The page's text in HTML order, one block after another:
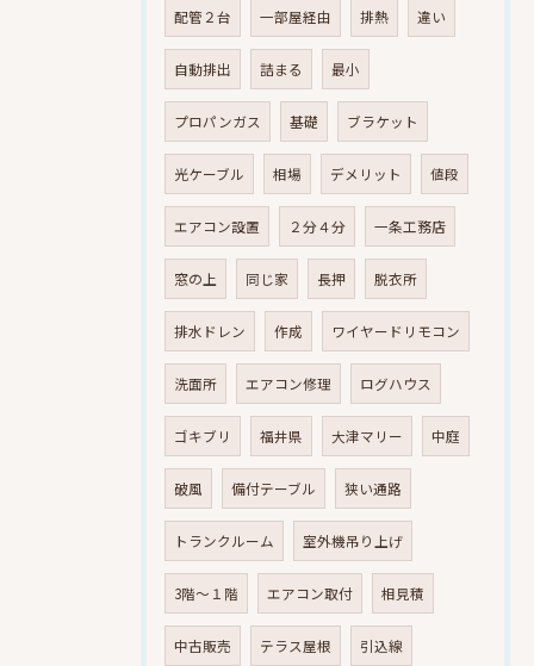
配管２台 一部屋経由 排熱 違い
自動排出 詰まる 最小
プロパンガス 基礎 ブラケット
光ケーブル 相場 デメリット 値段
エアコン設置 ２分４分 一条工務店
窓の上 同じ家 長押 脱衣所
排水ドレン 作成 ワイヤードリモコン
洗面所 エアコン修理 ログハウス
ゴキブリ 福井県 大津マリー 中庭
破風 備付テーブル 狭い通路
トランクルーム 室外機吊り上げ
3階～１階 エアコン取付 相見積
中古販売 テラス屋根 引込線